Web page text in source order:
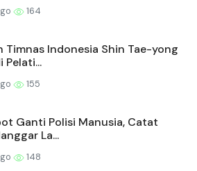
164
Timnas Indonesia Shin Tae-yong
Pelati...
155
Ganti Polisi Manusia, Catat
La...
148